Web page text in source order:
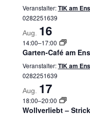
Veranstalter:TIK am
0282251639
Aug. 16
14:00–17:00
Garten-Café am
Veranstalter:TIK am
0282251639
Aug. 17
18:00–20:00
Wollverliebt –